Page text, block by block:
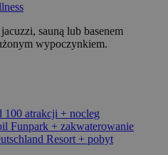
sauną lub basenem
wypoczynkiem.
100 atrakcji + nocleg
Funpark + zakwaterowanie
Resort + pobyt